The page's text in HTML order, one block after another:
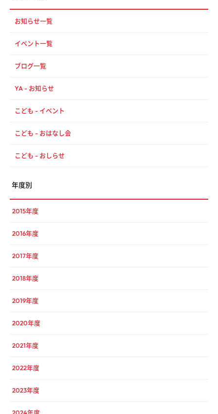
お知らせ一覧
イベント一覧
ブログ一覧
YA - お知らせ
こども - イベント
こども - おはなし会
こども - おしらせ
年度別
2015年度
2016年度
2017年度
2018年度
2019年度
2020年度
2021年度
2022年度
2023年度
2024年度